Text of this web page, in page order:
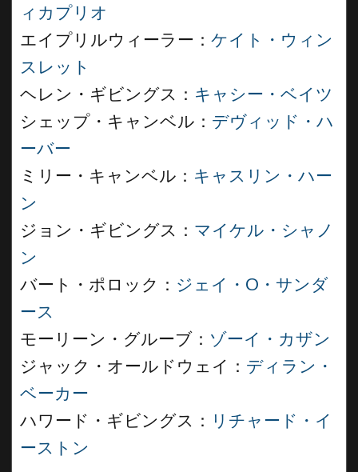
ィカプリオ
エイプリルウィーラー： ケイト・ウィン
スレット
ヘレン・ギビングス： キャシー・ベイツ
シェップ・キャンベル： デヴィッド・ハ
ーバー
ミリー・キャンベル： キャスリン・ハー
ン
ジョン・ギビングス： マイケル・シャノ
ン
バート・ポロック： ジェイ・O・サンダ
ース
モーリーン・グルーブ： ゾーイ・カザン
ジャック・オールドウェイ： ディラン・
ベーカー
ハワード・ギビングス： リチャード・イ
ーストン